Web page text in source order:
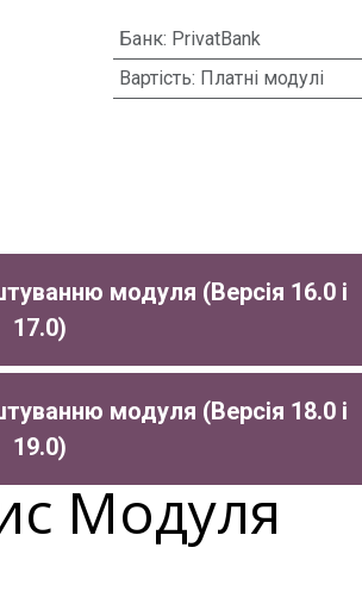
Банк: PrivatBank
Вартість: Платні модулі
модуля (Версія 16.0 і
17.0)
модуля (Версія 18.0 і
19.0)
Модуля